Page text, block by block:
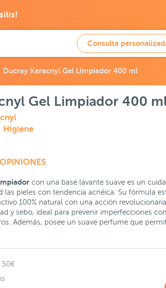
Consulta
Ducray Keracnyl Gel Limpiador 400 ml
Gel Limpiador 400
Higiene
con una base lavante suave es un
las pieles con tendencia acnéica. Su fórmula
100% natural con una acción
y sebo, ideal para prevenir imperfecciones
Además, posee un suave perfume que
50€